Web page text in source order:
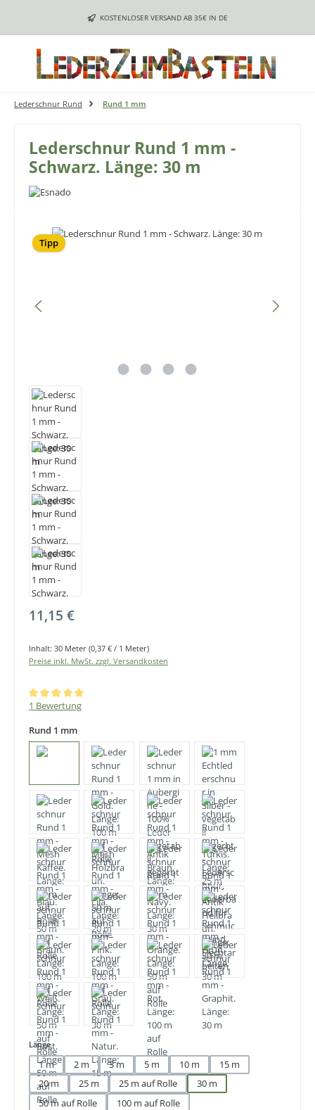
Zum Hauptinhalt springenKOSTENLOSER VERSAND AB 35€ IN DE
Lederschnur Rund Rund 1 mm
Lederschnur Rund 1 mm -
Schwarz. Länge: 30 m
Bildergalerie überspringen
Tipp
Regulärer Preis:
11,15 €
Inhalt: 30 Meter (0,37 € / 1 Meter)
Preise inkl. MwSt. zzgl. Versandkosten
Durchschnittliche Bewertung von 5 von 5 Sternen
1 Bewertung
Rund 1 mm
Längeauswählen
1 m 2 m 3 m 5 m 10 m
15 m
20 m
25 m 25 m auf Rolle
30 m
50 m auf Rolle
100 m auf Rolle